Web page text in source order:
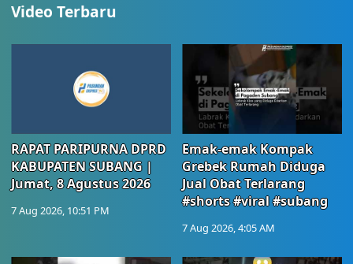
Video Terbaru
RAPAT PARIPURNA DPRD
KABUPATEN SUBANG |
Jumat, 8 Agustus 2026
7 Aug 2026, 10:51 PM
Emak-emak Kompak
Grebek Rumah Diduga
Jual Obat Terlarang
#shorts #viral #subang
7 Aug 2026, 4:05 AM